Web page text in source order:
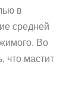
в
средней
Во
что мастит